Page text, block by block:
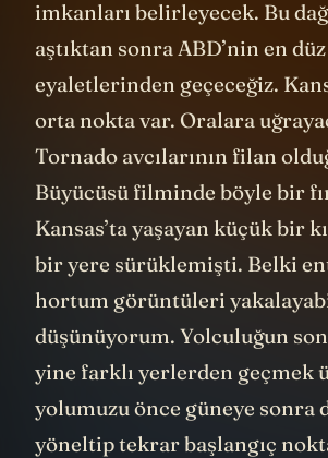
imkanları belirleyecek. Bu
aştıktan sonra ABD’nin en düz
eyaletlerinden geçeceğiz.
orta nokta var. Oralara
Tornado avcılarının filan
Büyücüsü filminde böyle bir
Kansas’ta yaşayan küçük bir
bir yere sürüklemişti. Belki
hortum görüntüleri
düşünüyorum. Yolculuğun son
yine farklı yerlerden geçmek
yolumuzu önce güneye sonra
yöneltip tekrar başlangıç